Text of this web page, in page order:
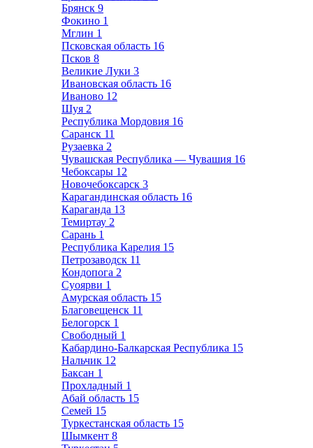
Брянск 9
Фокино 1
Мглин 1
Псковская область 16
Псков 8
Великие Луки 3
Ивановская область 16
Иваново 12
Шуя 2
Республика Мордовия 16
Саранск 11
Рузаевка 2
Чувашская Республика — Чувашия 16
Чебоксары 12
Новочебоксарск 3
Карагандинская область 16
Караганда 13
Темиртау 2
Сарань 1
Республика Карелия 15
Петрозаводск 11
Кондопога 2
Суоярви 1
Амурская область 15
Благовещенск 11
Белогорск 1
Свободный 1
Кабардино-Балкарская Республика 15
Нальчик 12
Баксан 1
Прохладный 1
Абай область 15
Семей 15
Туркестанская область 15
Шымкент 8